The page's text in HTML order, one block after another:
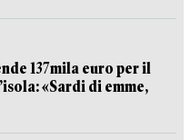
137mila euro per il
«Sardi di emme,